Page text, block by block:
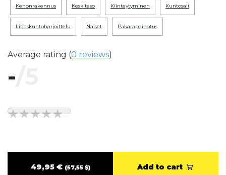
kehonrakennus keskitaso kiinteytyminen kuntosali
lihaskuntoharjoittelu naiset pakarapainotus
Average rating (0 reviews)
-
49,95 € (57,55 $) Add to cart